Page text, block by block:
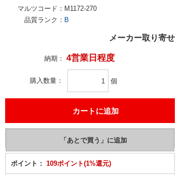
マルツコード： M1172-270
品質ランク： B
メーカー取り寄せ
納期： 4営業日程度
購入数量 個
ポイント： 109ポイント(1%還元)